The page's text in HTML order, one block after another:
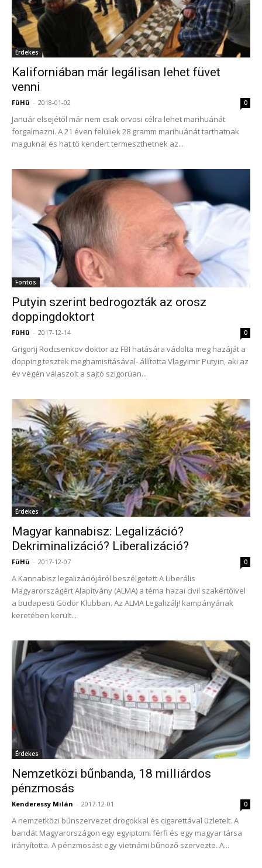
Érdekes
Kaliforniában már legálisan lehet füvet
venni
FüHü - 2018-01-02 0
Január elsejétől már nem csak orvosi célra lehet marihuánát
forgalmazni. A 21 éven felüliek 28 gramm marihuánát tarthatnak
maguknál és hat tő kendert termeszthetnek az...
Fontos
Putyin szerint bedrogozták az orosz
doppingdoktort
FüHü - 2017-12-14 0
Grigorij Rodcsenkov doktor az FBI hatására vádolta meg hazáját a
dopping tesztek meghamisításával- állította Vlagyimir Putyin, aki az
év végén válaszolt a sajtó szigorúan...
Érdekes
Magyar kannabisz: Legalizáció?
Dekriminalizáció? Liberalizáció?
FüHü - 2017-12-07 0
A Kannabisz legalizációjáról beszélgetett A Liberális
Magyarországért Alapítvány (ALMA) a téma hazai civil szakértőivel
a budapesti Gödör Klubban. Az ALMA Legalizálj! kampányának
keretében került...
Érdekes
Nemzetközi bűnbanda, 18 milliárdos
pénzmosás
Kenderessy Milán - 2017-12-01 0
A nemzetközi bűnszervezet drogokkal és cigarettával üzletelt. A
bandát Magyarországon egy egyiptomi férfi és egy magyar társa
irányította. A pénzmosást egy vietnámi bűnöző szervezte. A...